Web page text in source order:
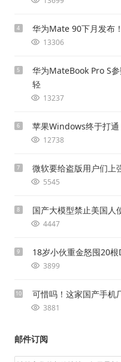
4 华为Mate 90下月发布
13306
5
华为MateBook Pro S
轻
13237
6 苹果Windows终于打通
12738
7 微软要给盗版用户们上
5545
8 国产大模型禁止美国人
4447
9 18岁小伙重金怒囤20
3899
10 可惜吗！这家国产手机
3881
邮件订阅